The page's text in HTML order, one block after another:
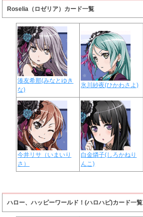
Roselia（ロゼリア）カード一覧
湊友希那(みなとゆき
な)
氷川紗夜(ひかわさよ)
今井リサ（いまいり
さ）
白金燐子(しろかねり
んこ)
ハロー、ハッピーワールド！(ハロハピ)カード一覧